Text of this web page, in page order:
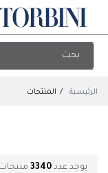
الرئيسية المنتجات
يوجد عدد 3340 منتجات